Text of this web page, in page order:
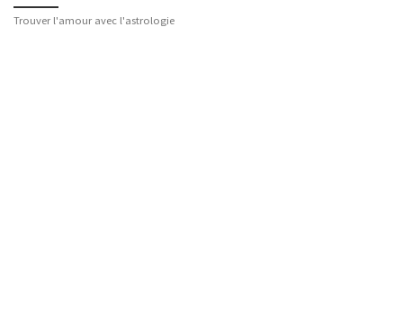
Trouver l'amour avec l'astrologie